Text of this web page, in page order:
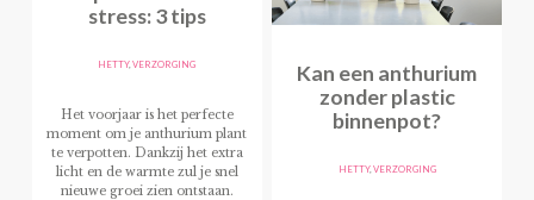
stress: 3 tips
HETTY,VERZORGING
Het voorjaar is het perfecte
moment om je anthurium plant
te verpotten. Dankzij het extra
licht en de warmte zul je snel
nieuwe groei zien ontstaan.
Kan een anthurium
zonder plastic
binnenpot?
HETTY,VERZORGING